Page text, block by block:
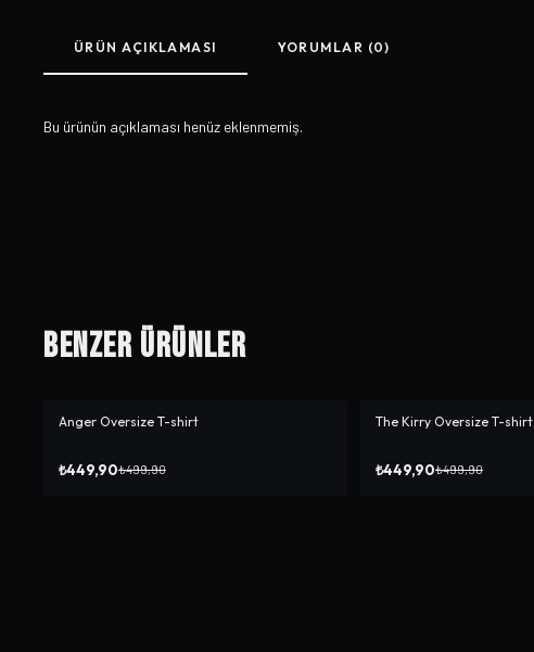
ÜRÜN AÇIKLAMASI YORUMLAR (0)
Bu ürünün açıklaması henüz eklenmemiş.
Benzer Ürünler
-%10
Anger Oversize T-shirt
₺449,90₺499,90
-%10
The Kirry Oversize T-shirt
₺449,90₺499,90